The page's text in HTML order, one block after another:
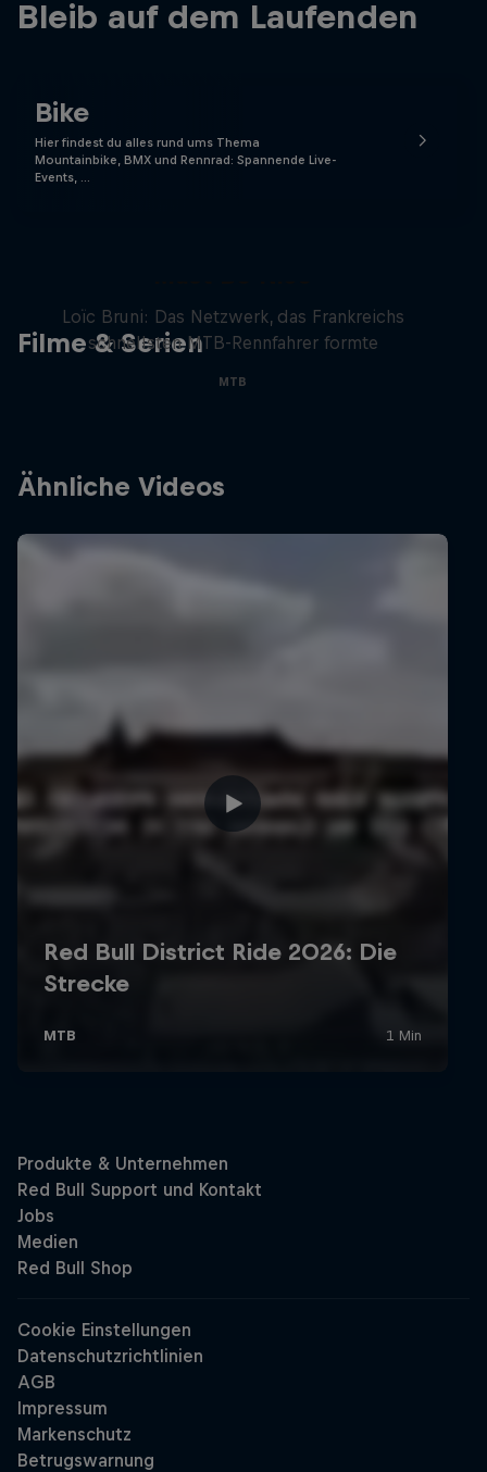
Bleib auf dem Laufenden
Bike
Hier findest du alles rund ums Thema
Mountainbike, BMX und Rennrad: Spannende Live-
Events, …
Filme & Serien
Loïc Bruni: Das Netzwerk, das Frankreichs
schnellsten MTB-Rennfahrer formte
MTB
Ähnliche Videos